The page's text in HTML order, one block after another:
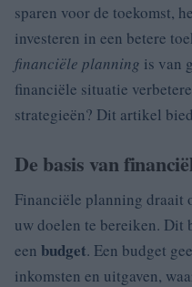
sparen voor de toekomst,
investeren in een betere
financiële planning is van
financiële situatie
strategieën? Dit artikel
De basis van
Financiële planning draait
uw doelen te bereiken. Dit
een budget. Een budget
inkomsten en uitgaven,